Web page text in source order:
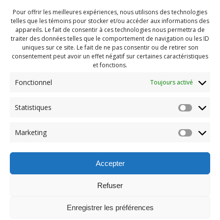
Pour offrir les meilleures expériences, nous utilisons des technologies
telles que les témoins pour stocker et/ou accéder aux informations des
appareils. Le fait de consentir à ces technologies nous permettra de
traiter des données telles que le comportement de navigation ou les ID
uniques sur ce site. Le fait de ne pas consentir ou de retirer son
consentement peut avoir un effet négatif sur certaines caractéristiques
et fonctions.
Fonctionnel Toujours activé
Statistiques
Marketing
Accepter
Refuser
Enregistrer les préférences
Navigation
de
l'article
Previous
PDG Juillet 2021 (87)
© 2026 Maison des Jeunes de Boucherville.